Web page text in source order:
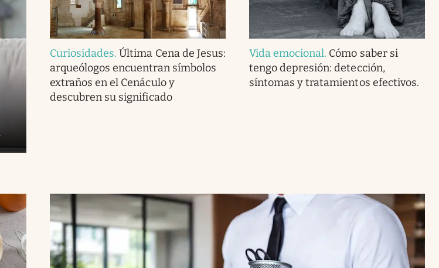
Curiosidades.Última Cena de Jesus:
arqueólogos encuentran símbolos
extraños en el Cenáculo y
descubren su significado
Vida emocional. Cómo saber si
tengo depresión: detección,
síntomas y tratamientos efectivos.